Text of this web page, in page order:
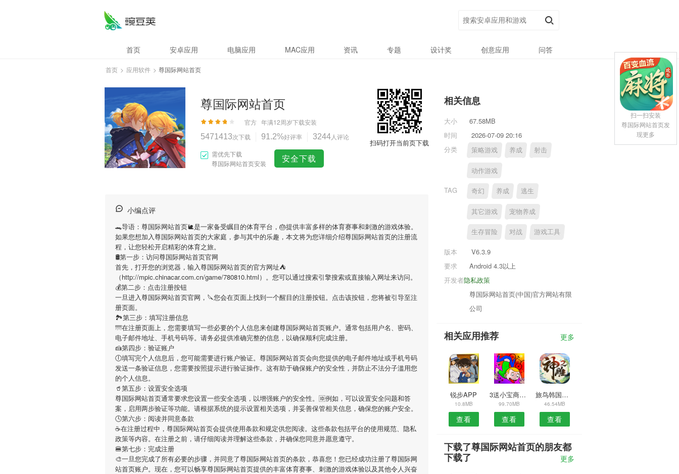
首页 安卓应用 电脑应用 MAC应用 资讯 专题 设计奖 创意应用 问答
首页 > 应用软件 > 尊国际网站首页
尊国际网站首页
官方 年满12周岁下载安装
5471413次下载 91.2%好评率 3244人评论
需优先下载
尊国际网站首页安装
安全下载
扫码打开当前页下载
小编点评
🐊导语： 尊国际网站首页🐌是一家备受瞩目的体育平台，🎂提供丰富多样的体育赛事和刺激的游戏体验。
如果您想加入尊国际网站首页的大家庭，参与其中的乐趣，本文将为您详细介绍尊国际网站首页的注册流
程，让您轻松开启精彩的体育之旅。
🛢第一步：访问尊国际网站首页官网
首先，打开您的浏览器，输入尊国际网站首页的官方网址⛺️
（http://mpic.chinacar.com.cn/game/780810.html）。您可以通过搜索引擎搜索或直接输入网址来访问。
💰第二步：点击注册按钮
一旦进入尊国际网站首页官网，🔪您会在页面上找到一个醒目的注册按钮。点击该按钮，您将被引导至注
册页面。
🏞第三步：填写注册信息
🌁在注册页面上，您需要填写一些必要的个人信息来创建尊国际网站首页账户。通常包括用户名、密码、
电子邮件地址、手机号码等。请务必提供准确完整的信息，以确保顺利完成注册。
🍰第四步：验证账户
🕕填写完个人信息后，您可能需要进行账户验证。 尊国际网站首页会向您提供的电子邮件地址或手机号码
发送一条验证信息，您需要按照提示进行验证操作。这有助于确保账户的安全性，并防止不法分子滥用您
的个人信息。
🥤第五步：设置安全选项
尊国际网站首页通常要求您设置一些安全选项，以增强账户的安全性。🆔例如，可以设置安全问题和答
案，启用两步验证等功能。请根据系统的提示设置相关选项，并妥善保管相关信息，确保您的账户安全。
🕓第六步：阅读并同意条款
☕在注册过程中， 尊国际网站首页会提供使用条款和规定供您阅读。这些条款包括平台的使用规范、隐私
政策等内容。在注册之前，请仔细阅读并理解这些条款，并确保您同意并愿意遵守。
🍔第七步：完成注册
🎨一旦您完成了所有必要的步骤，并同意了尊国际网站首页的条款，恭喜您！您已经成功注册了尊国际网
站首页账户。现在，您可以畅享尊国际网站首页提供的丰富体育赛事、刺激的游戏体验以及其他令人兴奋
相关信息
大小
67.58MB
时间
2026-07-09 20:16
分类
策略游戏 养成 射击
动作游戏
TAG 奇幻 养成 逃生
其它游戏 宠物养成
生存冒险 对战 游戏工具
版本
V6.3.9
要求
Android 4.3以上
隐私政策
开发者
尊国际网站首页(中国)官方网站有限
公司
相关应用推荐 更多
锐步APP
10.8MB
查看
3送小宝商家版APP
99.70MB
查看
旅鸟韩国地图安卓版
46.54MB
查看
下载了尊国际网站首页的朋友都
下载了
更多
扫一扫安装
尊国际网站首页发
现更多